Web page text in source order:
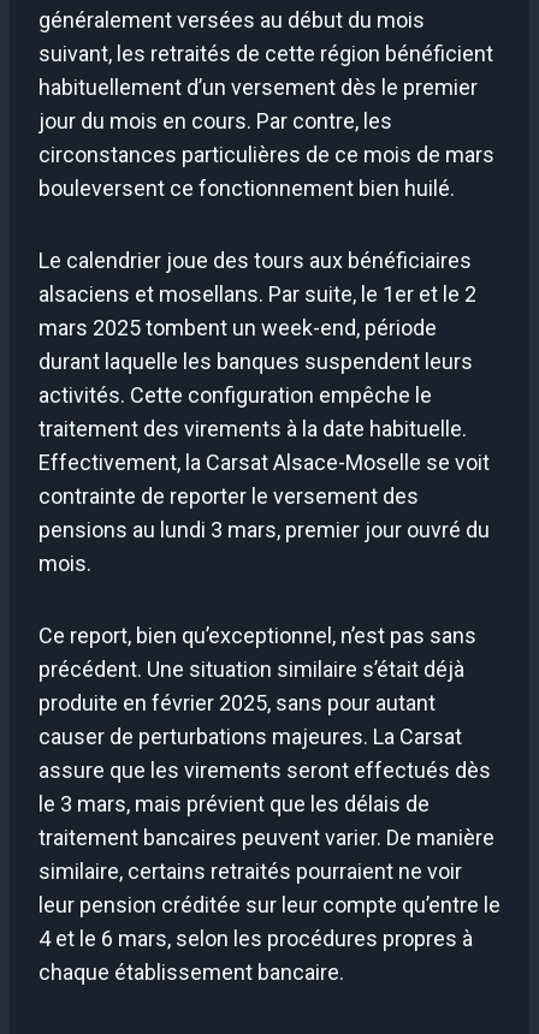
généralement versées au début du mois
suivant, les retraités de cette région bénéficient
habituellement d’un versement dès le premier
jour du mois en cours. Par contre, les
circonstances particulières de ce mois de mars
bouleversent ce fonctionnement bien huilé.
Le calendrier joue des tours aux bénéficiaires
alsaciens et mosellans. Par suite, le 1er et le 2
mars 2025 tombent un week-end, période
durant laquelle les banques suspendent leurs
activités. Cette configuration empêche le
traitement des virements à la date habituelle.
Effectivement, la Carsat Alsace-Moselle se voit
contrainte de reporter le versement des
pensions au lundi 3 mars, premier jour ouvré du
mois.
Ce report, bien qu’exceptionnel, n’est pas sans
précédent. Une situation similaire s’était déjà
produite en février 2025, sans pour autant
causer de perturbations majeures. La Carsat
assure que les virements seront effectués dès
le 3 mars, mais prévient que les délais de
traitement bancaires peuvent varier. De manière
similaire, certains retraités pourraient ne voir
leur pension créditée sur leur compte qu’entre le
4 et le 6 mars, selon les procédures propres à
chaque établissement bancaire.